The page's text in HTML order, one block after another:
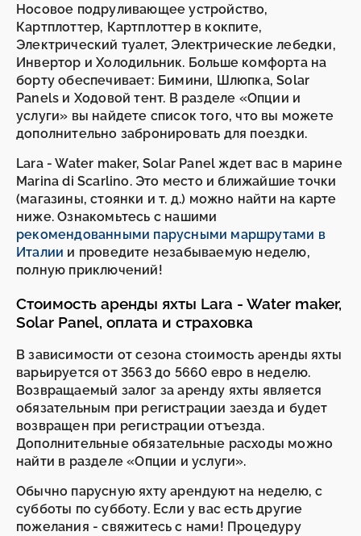
Носовое подруливающее устройство,
Картплоттер, Картплоттер в кокпите,
Электрический туалет, Электрические лебедки,
Инвертор и Холодильник. Больше комфорта на
борту обеспечивает: Бимини, Шлюпка, Solar
Panels и Ходовой тент. В разделе «Опции и
услуги» вы найдете список того, что вы можете
дополнительно забронировать для поездки.
Lara - Water maker, Solar Panel ждет вас в марине
Marina di Scarlino. Это место и ближайшие точки
(магазины, стоянки и т. д.) можно найти на карте
ниже. Ознакомьтесь с нашими
рекомендованными парусными маршрутами в
Италии и проведите незабываемую неделю,
полную приключений!
Стоимость аренды яхты Lara - Water maker,
Solar Panel, оплата и страховка
В зависимости от сезона стоимость аренды яхты
варьируется от 3563 до 5660 евро в неделю.
Возвращаемый залог за аренду яхты является
обязательным при регистрации заезда и будет
возвращен при регистрации отъезда.
Дополнительные обязательные расходы можно
найти в разделе «Опции и услуги».
Обычно парусную яхту арендуют на неделю, с
субботы по субботу. Если у вас есть другие
пожелания - свяжитесь с нами! Процедуру